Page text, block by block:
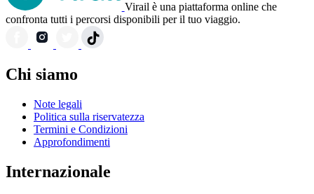
Virail è una piattaforma online che
confronta tutti i percorsi disponibili per il tuo viaggio.
Chi siamo
Note legali
Politica sulla riservatezza
Termini e Condizioni
Approfondimenti
Internazionale